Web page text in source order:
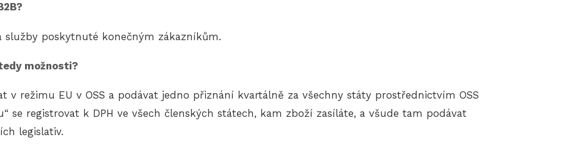
poskytnuté konečným zákazníkům.
možnosti?
v režimu EU v OSS a podávat jedno přiznání kvartálně za všechny státy prostřednictvím OSS
se registrovat k DPH ve všech členských státech, kam zboží zasíláte, a všude tam podávat
legislativ.